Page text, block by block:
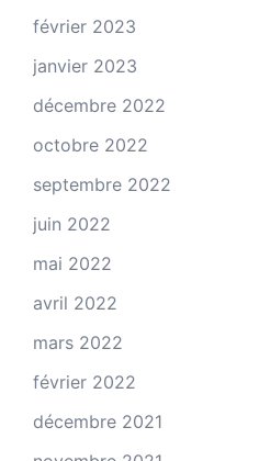
février 2023
janvier 2023
décembre 2022
octobre 2022
septembre 2022
juin 2022
mai 2022
avril 2022
mars 2022
février 2022
décembre 2021